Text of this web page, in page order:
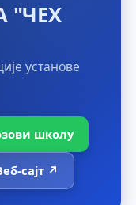
"ЧЕХ
установе
школу
сајт ↗